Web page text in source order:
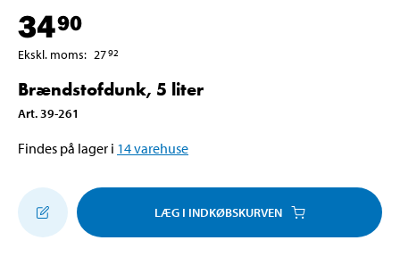
3490
Ekskl. moms: 2792
Brændstofdunk, 5 liter
Art. 39-261
Findes på lager i 14varehuse
LÆG I INDKØBSKURVEN